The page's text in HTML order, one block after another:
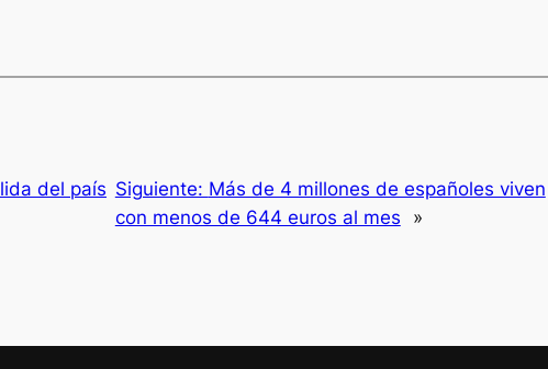
del país Siguiente: Más de 4 millones de españoles viven
con menos de 644 euros al mes
»